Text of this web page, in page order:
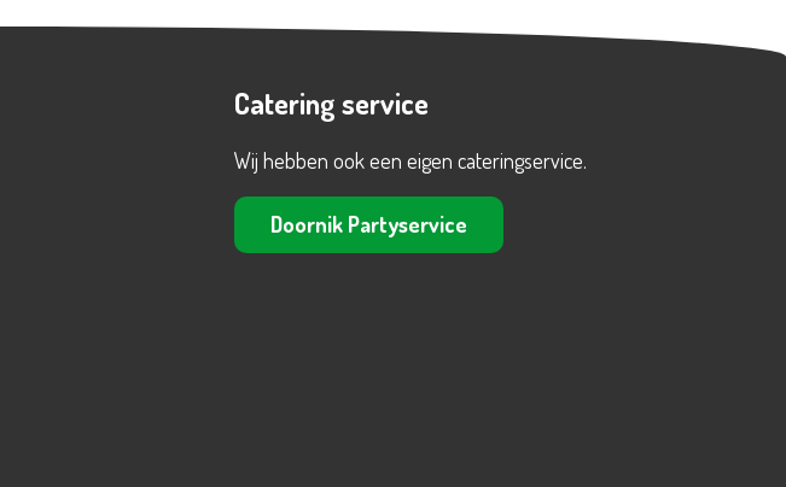
Catering service
Wij hebben ook een eigen cateringservice.
Doornik Partyservice